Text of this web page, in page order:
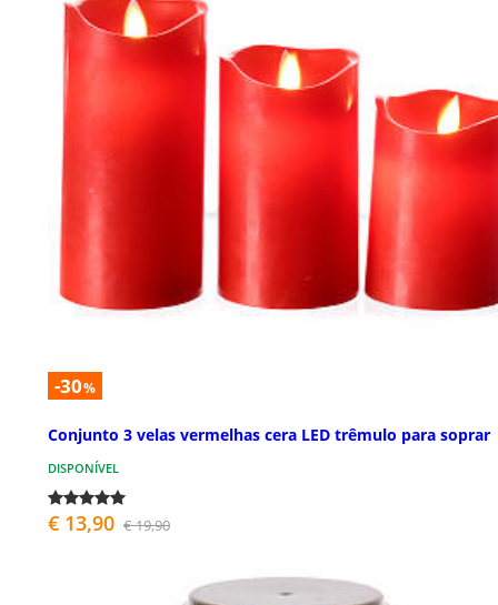
-30%
Conjunto 3 velas vermelhas cera LED trêmulo para soprar
DISPONÍVEL
€ 13,90 € 19,90